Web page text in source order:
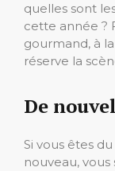
quelles sont
cette année ?
gourmand, à
réserve la
De
Si vous êtes
nouveau, vous